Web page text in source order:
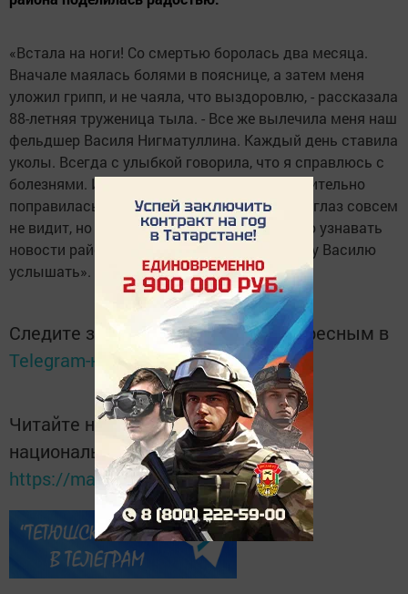
«Встала на ноги! Со смертью боролась два месяца.
Вначале маялась болями в пояснице, а затем меня
уложил грипп, и не чаяла, что выздоровлю, - рассказала
88-летняя труженица тыла. - Все же вылечила меня наш
фельдшер Василя Нигматуллина. Каждый день ставила
уколы. Всегда с улыбкой говорила, что я справлюсь с
болезнями. И благодаря ее заботам действительно
поправилась. Газету я не могу читать, один глаз совсем
не видит, но ее мне вслух читают: интересно узнавать
новости района. Так будет приятно про нашу Василю
услышать».
Следите за самым важным и интересным в
Telegram-канале Татмедиа
Читайте новости Татарстана в
национальном мессенджере MАХ:
https://max.ru/tatmedia